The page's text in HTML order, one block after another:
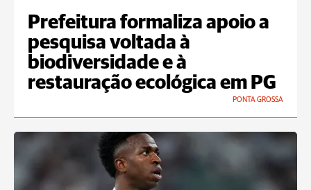
Prefeitura formaliza apoio a
pesquisa voltada à
biodiversidade e à
restauração ecológica em PG
PONTA GROSSA